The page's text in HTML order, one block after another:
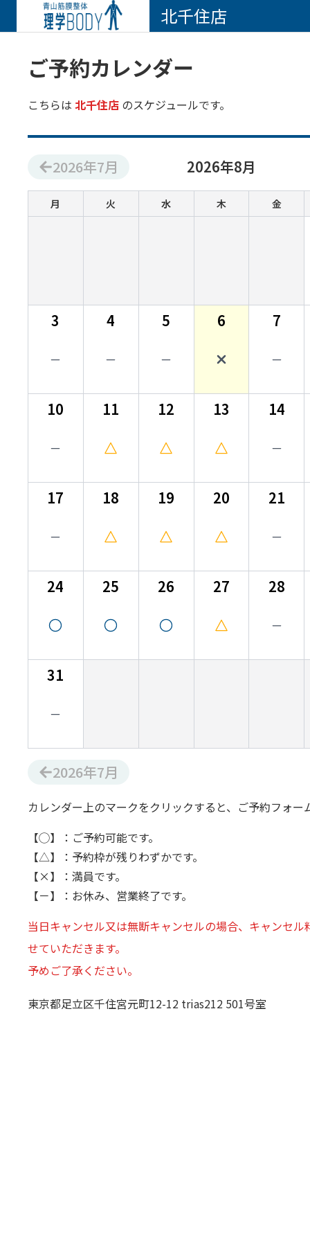
北千住店
ご予約カレンダー
こちらは 北千住店 のスケジュールです。
2026年7月 2026年8月
月 火 水 木 金
3 4 5 6 7
10 11 12 13 14
17 18 19 20 21
24 25 26 27 28
31
2026年7月
カレンダー上のマークをクリックすると、ご予約フォー
【◯】：ご予約可能です。
【△】：予約枠が残りわずかです。
【×】：満員です。
【－】：お休み、営業終了です。
当日キャンセル又は無断キャンセルの場合、キャンセ
せていただきます。
予めご了承ください。
東京都足立区千住宮元町12-12 trias212 501号室